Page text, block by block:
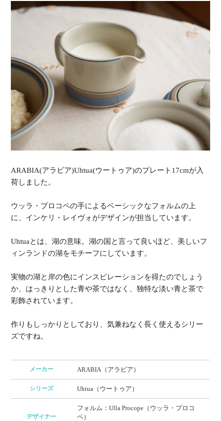
ARABIA(アラビア)Uhtua(ウートゥア)のプレート17cmが入
荷しました。
ウッラ・プロコペの手によるベーシックなフォルムの上
に、インケリ・レイヴォがデザインが担当しています。
Uhtuaとは、湖の意味。湖の国と言って良いほど、美しいフ
ィンランドの湖をモチーフにしています。
実物の湖と岸の色にインスピレーションを得たのでしょう
か、はっきりとした青や茶ではなく、独特な淡い青と茶で
彩飾されています。
作りもしっかりとしており、気兼ねなく長く使えるシリー
ズですね。
メーカー ARABIA（アラビア）
シリーズ Uhtua（ウートゥア）
デザイナー
フォルム：Ulla Procope（ウッラ・プロコ
ペ）